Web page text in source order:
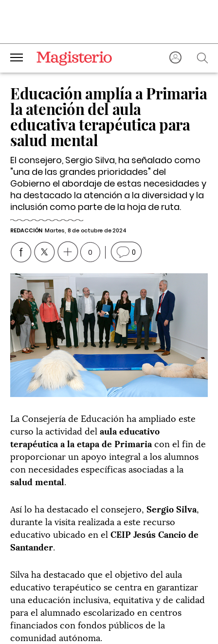
Educación amplía a Primaria
la atención del aula
educativa terapéutica para
salud mental
El consejero, Sergio Silva, ha señalado como
"una de las grandes prioridades" del
Gobierno el abordaje de estas necesidades y
ha destacado la atención a la diversidad y la
inclusión como parte de la hoja de ruta.
REDACCIÓN Martes, 8 de octubre de 2024
0 0
La Consejería de Educación ha ampliado este
curso la actividad del aula educativo
terapéutica a la etapa de Primaria con el fin de
proporcionar un apoyo integral a los alumnos
con necesidades específicas asociadas a la
salud mental.
Así lo ha destacado el consejero, Sergio Silva,
durante la visita realizada a este recurso
educativo ubicado en el CEIP Jesús Cancio de
Santander.
Silva ha destacado que el objetivo del aula
educativo terapéutico se centra en garantizar
una educación inclusiva, equitativa y de calidad
para el alumnado escolarizado en centros
financiados con fondos públicos de la
comunidad autónoma.